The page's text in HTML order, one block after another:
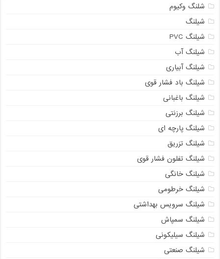
شلنگ وکیوم
شیلنگ
شیلنگ PVC
شیلنگ آب
شیلنگ آبیاری
شیلنگ باد فشار قوی
شیلنگ باغبانی
شیلنگ برزنتی
شیلنگ پارچه‌ ای
شیلنگ تزریق
شیلنگ تفلون فشار قوی
شیلنگ خانگی
شیلنگ خرطومی
شیلنگ سرویس بهداشتی
شیلنگ سمپاش
شیلنگ سیلیکونی
شیلنگ صنعتی